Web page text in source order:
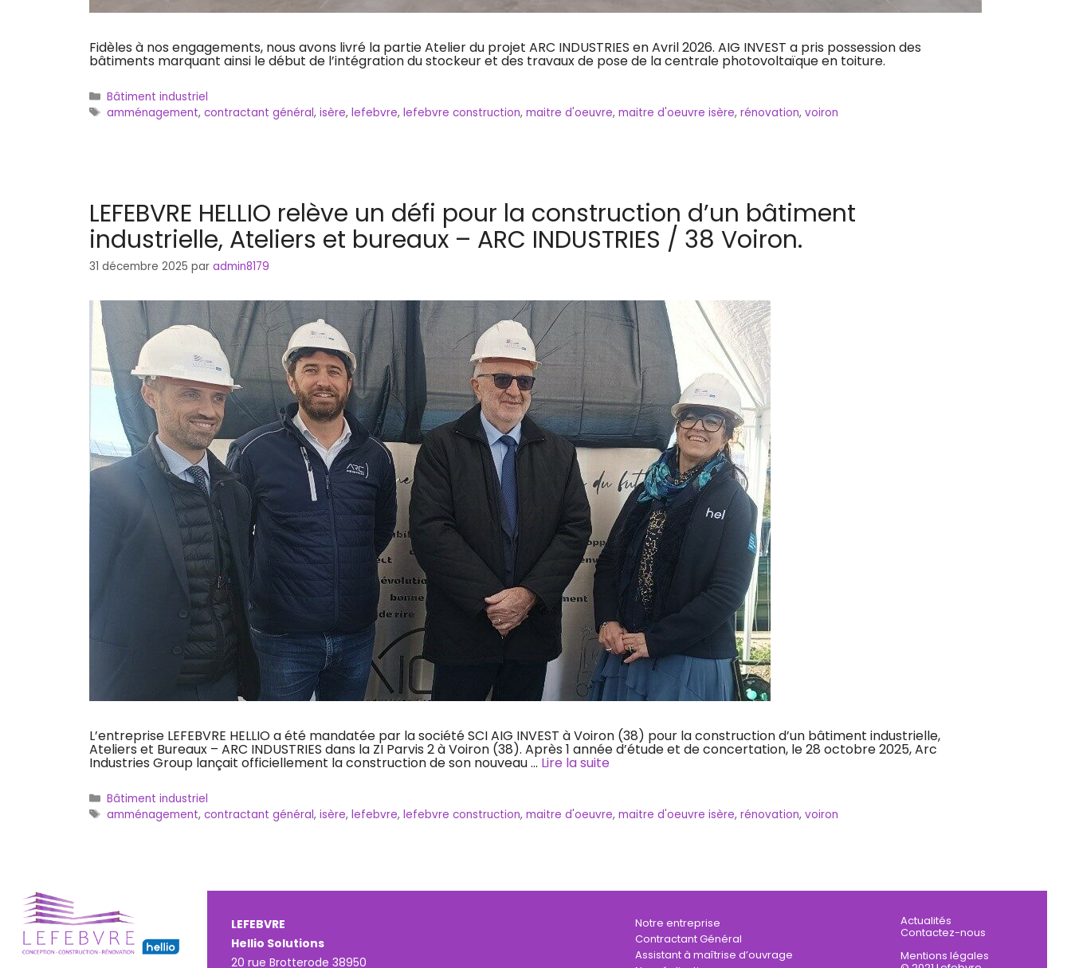
Fidèles à nos engagements, nous avons livré la partie Atelier du projet ARC INDUSTRIES en Avril 2026. AIG INVEST a pris possession des
bâtiments marquant ainsi le début de l’intégration du stockeur et des travaux de pose de la centrale photovoltaïque en toiture.
Catégories
Bâtiment industriel
Étiquettes
amménagement, contractant général, isère, lefebvre, lefebvre construction, maitre d'oeuvre, maitre d'oeuvre isère, rénovation, voiron
LEFEBVRE HELLIO relève un défi pour la construction d’un bâtiment
industrielle, Ateliers et bureaux – ARC INDUSTRIES / 38 Voiron.
31 décembre 2025 par admin8179
L’entreprise LEFEBVRE HELLIO a été mandatée par la société SCI AIG INVEST à Voiron (38) pour la construction d’un bâtiment industrielle,
Ateliers et Bureaux – ARC INDUSTRIES dans la ZI Parvis 2 à Voiron (38). Après 1 année d’étude et de concertation, le 28 octobre 2025, Arc
Industries Group lançait officiellement la construction de son nouveau … Lire la suite
Catégories
Bâtiment industriel
Étiquettes
amménagement, contractant général, isère, lefebvre, lefebvre construction, maitre d'oeuvre, maitre d'oeuvre isère, rénovation, voiron
LEFEBVRE
Hellio Solutions
20 rue Brotterode 38950
Notre entreprise
Contractant Général
Assistant à maîtrise d’ouvrage
Actualités
Contactez-nous
Mentions légales